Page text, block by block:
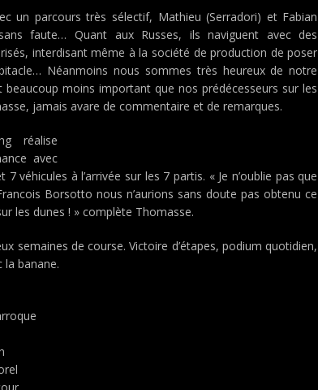
un parcours très sélectif, Mathieu (Serradori) et Fabian
faute… Quant aux Russes, ils naviguent avec des
interdisant même à la société de production de poser
Néanmoins nous sommes très heureux de notre
moins important que nos prédécesseurs sur les
jamais avare de commentaire et de remarques.
réalise
avec
véhicules à l’arrivée sur les 7 partis. « Je n’oublie pas que
Borsotto nous n’aurions sans doute pas obtenu ce
les dunes ! » complète Thomasse.
semaines de course. Victoire d’étapes, podium quotidien,
banane.